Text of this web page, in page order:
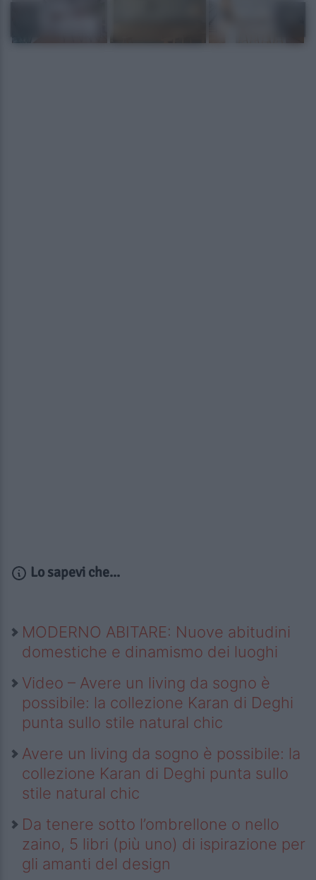
Lo sapevi che...
MODERNO ABITARE: Nuove abitudini
domestiche e dinamismo dei luoghi
Video – Avere un living da sogno è
possibile: la collezione Karan di Deghi
punta sullo stile natural chic
Avere un living da sogno è possibile: la
collezione Karan di Deghi punta sullo
stile natural chic
Da tenere sotto l’ombrellone o nello
zaino, 5 libri (più uno) di ispirazione per
gli amanti del design